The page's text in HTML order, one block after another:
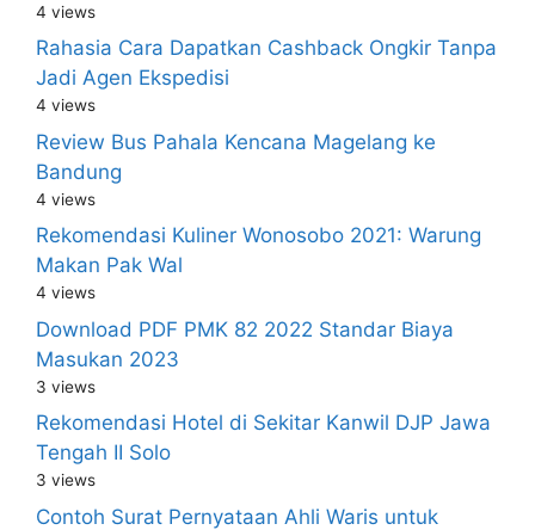
4 views
Rahasia Cara Dapatkan Cashback Ongkir Tanpa
Jadi Agen Ekspedisi
4 views
Review Bus Pahala Kencana Magelang ke
Bandung
4 views
Rekomendasi Kuliner Wonosobo 2021: Warung
Makan Pak Wal
4 views
Download PDF PMK 82 2022 Standar Biaya
Masukan 2023
3 views
Rekomendasi Hotel di Sekitar Kanwil DJP Jawa
Tengah II Solo
3 views
Contoh Surat Pernyataan Ahli Waris untuk